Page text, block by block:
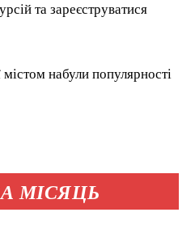
МІСЯЦЬ
та зареєструватися
містом набули популярності